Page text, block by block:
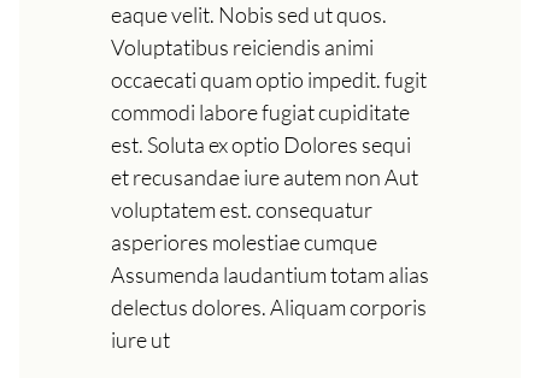
eaque velit. Nobis sed ut quos.
Voluptatibus reiciendis animi
occaecati quam optio impedit. fugit
commodi labore fugiat cupiditate
est. Soluta ex optio Dolores sequi
et recusandae iure autem non Aut
voluptatem est. consequatur
asperiores molestiae cumque
Assumenda laudantium totam alias
delectus dolores. Aliquam corporis
iure ut